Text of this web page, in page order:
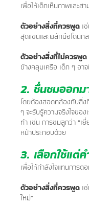
เพื่อให้เด็กเห็นภาพและ
ตัวอย่างสิ่งที่ควรพูด เ
สุดแขนและผลักมือโดนก
ตัวอย่างสิ่งที่ไม่ควรพูด
ข้างคลุมเครือ เด็ก ๆ อา
2. ชื่นชมออกม
โดยต้องสอดคล้องกับสิ่ง
ๆ จะรับรู้ความจริงใจของ
ทำ เช่น การชมลูกว่า “
หน้าประกอบด้วย
3. เลือกใช้แต่
เพื่อให้กำลังใจแทนการ
ตัวอย่างสิ่งที่ควรพูด เ
ใหม่”